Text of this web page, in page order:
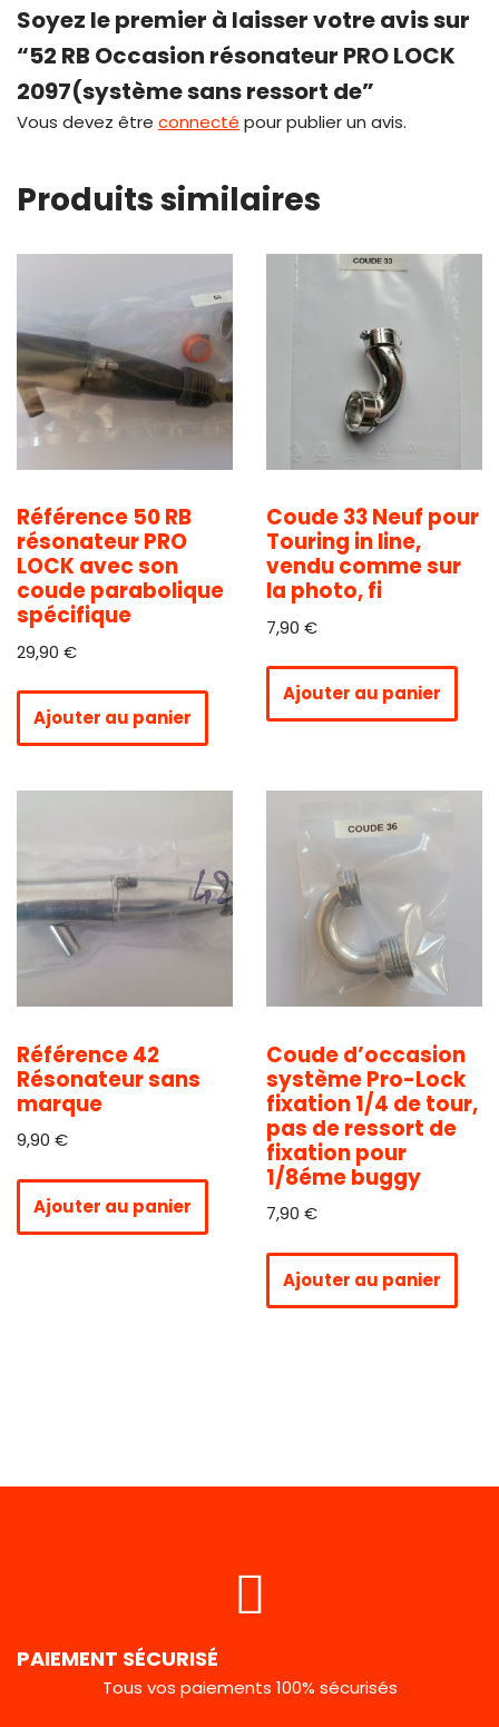
Soyez le premier à laisser votre avis sur
“52 RB Occasion résonateur PRO LOCK
2097(système sans ressort de”
Vous devez être connecté pour publier un avis.
Produits similaires
Référence 50 RB
résonateur PRO
LOCK avec son
coude parabolique
spécifique
29,90 €
Ajouter au panier
Coude 33 Neuf pour
Touring in line,
vendu comme sur
la photo, fi
7,90 €
Ajouter au panier
Référence 42
Résonateur sans
marque
9,90 €
Ajouter au panier
Coude d’occasion
système Pro-Lock
fixation 1/4 de tour,
pas de ressort de
fixation pour
1/8éme buggy
7,90 €
Ajouter au panier
PAIEMENT SÉCURISÉ
Tous vos paiements 100% sécurisés